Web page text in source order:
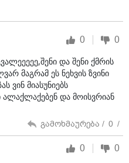
woke
გინებას,
და ხვდებიან, რომ
რა ანტიეროვნულ
ზვინის და მისი
და woke გენდერ
და
0 0
და შენი ქმრის
მაგრამ ეს ნეხვის ზვინი
ვინ მიასუნიებს
და მოისვრიან
გამოხმაურება / 0 /
0 0